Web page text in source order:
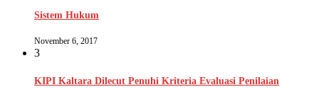
Sistem Hukum
November 6, 2017
3
KIPI Kaltara Dilecut Penuhi Kriteria Evaluasi Penilaian